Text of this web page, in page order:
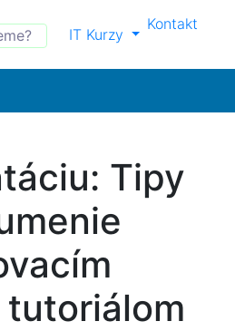
IT Kurzy
Kontakt
Tipy
tutoriálom